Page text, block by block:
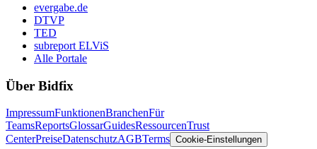
evergabe.de
DTVP
TED
subreport ELViS
Alle Portale
Über Bidfix
ImpressumFunktionenBranchenFür
TeamsReportsGlossarGuidesRessourcenTrust
CenterPreiseDatenschutzAGBTerms Cookie-Einstellungen